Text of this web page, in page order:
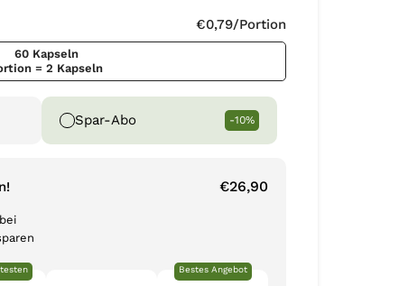
€0,79/Portion
60 Kapseln
= 2 Kapseln
Spar-Abo -10%
€26,90
Bestes Angebot